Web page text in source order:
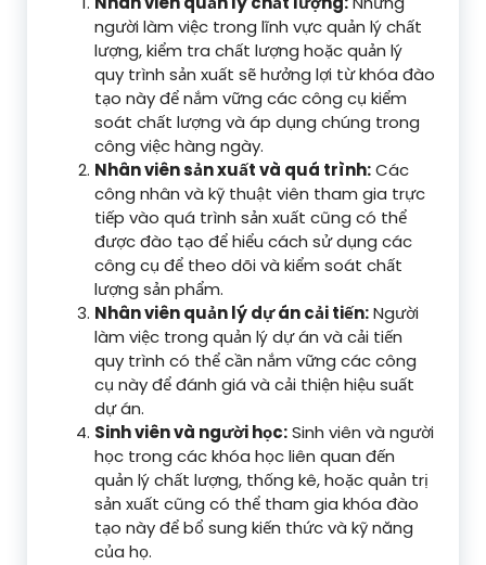
người làm việc trong lĩnh vực quản lý chất
lượng, kiểm tra chất lượng hoặc quản lý
quy trình sản xuất sẽ hưởng lợi từ khóa đào
tạo này để nắm vững các công cụ kiểm
soát chất lượng và áp dụng chúng trong
công việc hàng ngày.
Nhân viên sản xuất và quá trình:Các
công nhân và kỹ thuật viên tham gia trực
tiếp vào quá trình sản xuất cũng có thể
được đào tạo để hiểu cách sử dụng các
công cụ để theo dõi và kiểm soát chất
lượng sản phẩm.
Nhân viên quản lý dự án cải tiến:Người
làm việc trong quản lý dự án và cải tiến
quy trình có thể cần nắm vững các công
cụ này để đánh giá và cải thiện hiệu suất
dự án.
Sinh viên và người học:Sinh viên và người
học trong các khóa học liên quan đến
quản lý chất lượng, thống kê, hoặc quản trị
sản xuất cũng có thể tham gia khóa đào
tạo này để bổ sung kiến thức và kỹ năng
của họ.